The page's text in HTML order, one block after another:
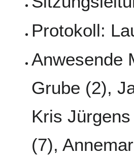
Protokoll:
Anwesende
Grube (2),
Kris
(7),